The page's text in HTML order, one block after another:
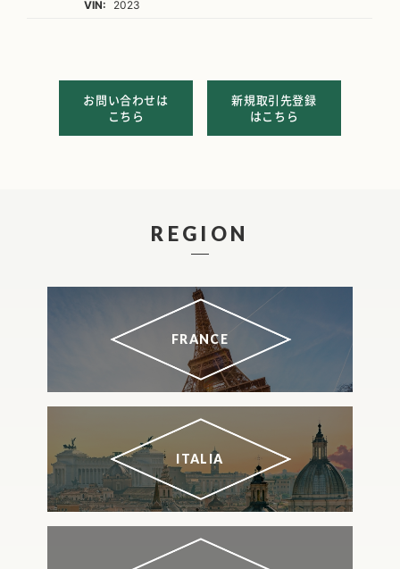
VIN:
2023
お問い合わせは
こちら
新規取引先登録
はこちら
REGION
FRANCE
ITALIA